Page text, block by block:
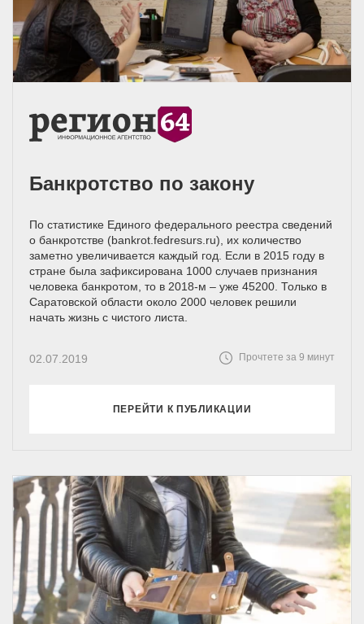
Банкротство по закону
По статистике Единого федерального реестра сведений
о банкротстве (bankrot.fedresurs.ru), их количество
заметно увеличивается каждый год. Если в 2015 году в
стране была зафиксирована 1000 случаев признания
человека банкротом, то в 2018-м – уже 45200. Только в
Саратовской области около 2000 человек решили
начать жизнь с чистого листа.
02.07.2019 Прочтете за 9 минут
ПЕРЕЙТИ К ПУБЛИКАЦИИ